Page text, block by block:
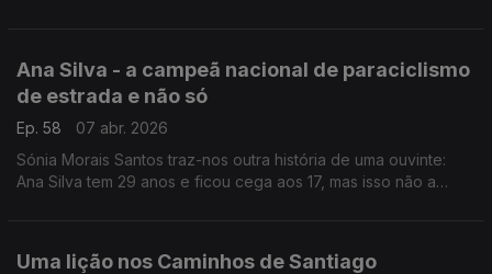
Ana Silva - a campeã nacional de paraciclismo
de estrada e não só
Ep. 58
07 abr. 2026
Sónia Morais Santos traz-nos outra história de uma ouvinte:
Ana Silva tem 29 anos e ficou cega aos 17, mas isso não a
Uma lição nos Caminhos de Santiago